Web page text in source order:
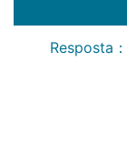
Resposta ：